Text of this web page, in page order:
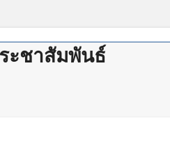
ะชาสัมพันธ์